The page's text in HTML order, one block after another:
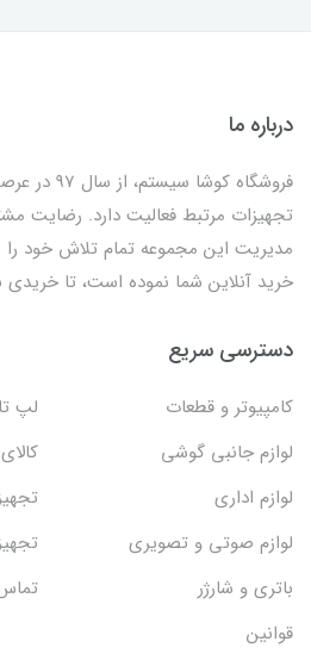
درباره ما
فروشگاه
تجهیزات مرتبط فعالیت دارد. رضایت
مدیریت این مجموعه تمام تلاش خود را
خرید آنلاین شما نموده است، تا خریدی
دسترسی سریع
کامپیوتر و قطعات
لپ
لوازم جانبی گوشی
لوازم اداری
لوازم صوتی و تصویری
باتری و شارژر
قوانین